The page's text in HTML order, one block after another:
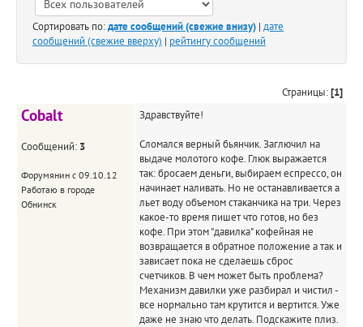
Сортировать по:дате сообщений (свежие внизу) | дате
сообщений (свежие вверху) | рейтингу сообщений
Страницы:[1]
Cobalt
Сообщений: 3
Форумянин с 09.10.12
Работаю в городе
Обнинск
Здравствуйте!
Сломался верный бьянчик. Заглючил на
выдаче молотого кофе. Глюк выражается
так: бросаем деньги, выбираем еспрессо, он
начинает наливать. Но не останавливается а
льет воду объемом стаканчика на три. Через
какое-то время пишет что готов, но без
кофе. При этом "давилка" кофейная не
возвращается в обратное положение а так и
зависает пока не сделаешь сброс
счетчиков. В чем может быть проблема?
Механизм давилки уже разбирал и чистил -
все нормально там крутится и вертится. Уже
даже не знаю что делать. Подскажите плиз.